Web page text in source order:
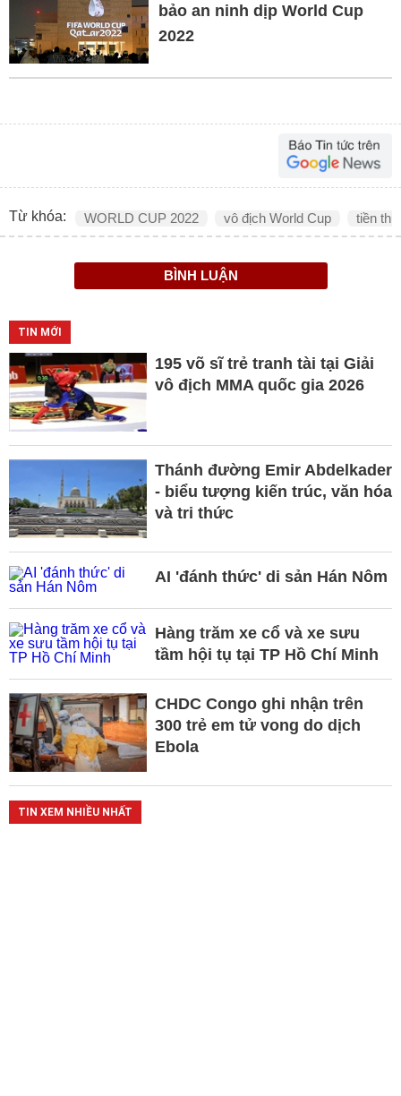
bảo an ninh dịp World Cup
2022
Từ khóa: WORLD CUP 2022 vô địch World Cup tiền
BÌNH LUẬN
TIN MỚI
195 võ sĩ trẻ tranh tài tại Giải
vô địch MMA quốc gia 2026
Thánh đường Emir Abdelkader
- biểu tượng kiến trúc, văn hóa
và tri thức
AI 'đánh thức' di sản Hán Nôm
Hàng trăm xe cổ và xe sưu
tầm hội tụ tại TP Hồ Chí Minh
CHDC Congo ghi nhận trên
300 trẻ em tử vong do dịch
Ebola
TIN XEM NHIỀU NHẤT